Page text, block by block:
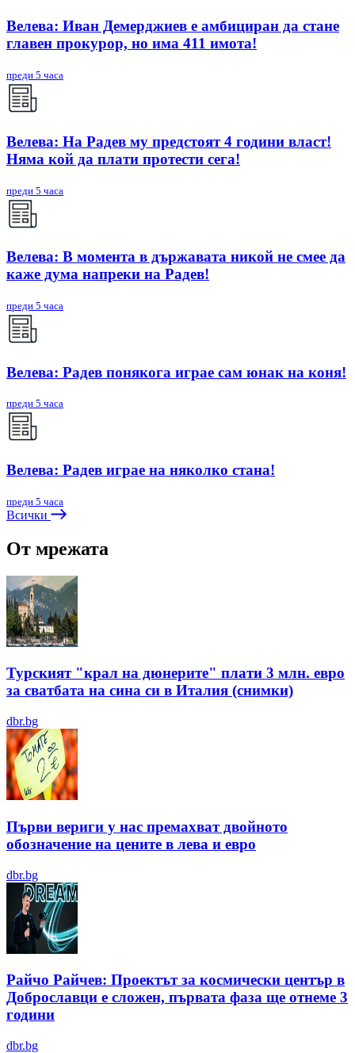
Велева: Иван Демерджиев е амбициран да стане
главен прокурор, но има 411 имота!
преди 5 часа
Велева: На Радев му предстоят 4 години власт!
Няма кой да плати протести сега!
преди 5 часа
Велева: В момента в държавата никой не смее да
каже дума напреки на Радев!
преди 5 часа
Велева: Радев понякога играе сам юнак на коня!
преди 5 часа
Велева: Радев играе на няколко стана!
преди 5 часа
Всички
От мрежата
Турският "крал на дюнерите" плати 3 млн. евро
за сватбата на сина си в Италия (снимки)
dbr.bg
Първи вериги у нас премахват двойното
обозначение на цените в лева и евро
dbr.bg
Райчо Райчев: Проектът за космически център в
Доброславци е сложен, първата фаза ще отнеме 3
години
dbr.bg